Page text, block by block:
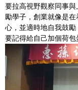
要拉高視野觀察同事
勵學子，創業就像是
心，並適時地自我鼓
要記得給自己加個荷包